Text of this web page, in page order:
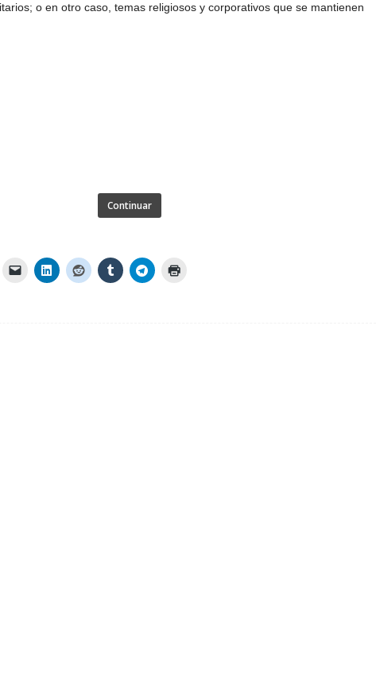
o en otro caso, temas religiosos y corporativos que se mantienen
Continuar